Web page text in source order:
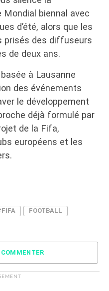
Mondial biennal avec
d’été, alors que les
prisés des diffuseurs
de deux ans.
à Lausanne
des événements
le développement
déjà formulé par
de la Fifa,
européens et les
FOOTBALL